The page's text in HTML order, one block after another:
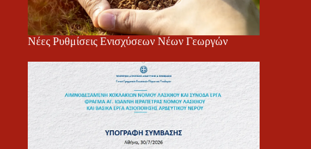
Νέες Ρυθμίσεις Ενισχύσεων Νέων Γεωργών